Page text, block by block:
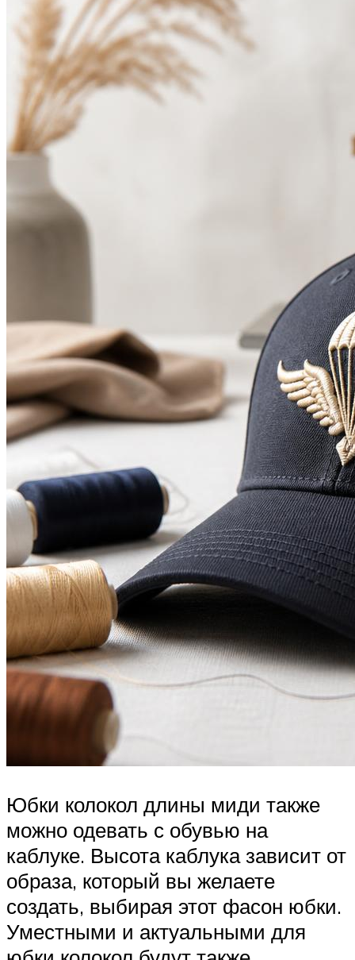
Юбки колокол длины миди также
можно одевать с обувью на
каблуке. Высота каблука зависит от
образа, который вы желаете
создать, выбирая этот фасон юбки.
Уместными и актуальными для